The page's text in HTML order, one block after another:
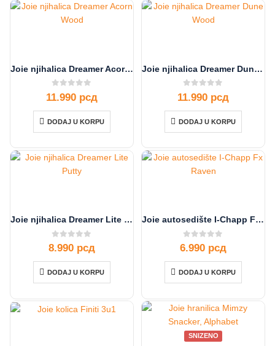
Joie njihalica Dreamer Acorn Wood
0 out of 5
11.990 рсд
DODAJ U KORPU
Joie njihalica Dreamer Dune Wood
0 out of 5
11.990 рсд
DODAJ U KORPU
Joie njihalica Dreamer Lite Putty
0 out of 5
8.990 рсд
DODAJ U KORPU
Joie autosedište I-Chapp Fx Raven
0 out of 5
6.990 рсд
DODAJ U KORPU
SNIZENO